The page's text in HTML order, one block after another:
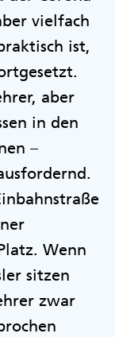
vielfach
ist,
aber
in den
–
Wenn
sitzen
zwar